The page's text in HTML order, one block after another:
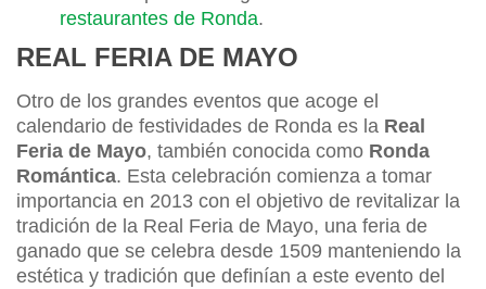
restaurantes de Ronda.
REAL FERIA DE MAYO
Otro de los grandes eventos que acoge el
calendario de festividades de Ronda es la Real
Feria de Mayo, también conocida como Ronda
Romántica. Esta celebración comienza a tomar
importancia en 2013 con el objetivo de revitalizar la
tradición de la Real Feria de Mayo, una feria de
ganado que se celebra desde 1509 manteniendo la
estética y tradición que definían a este evento del